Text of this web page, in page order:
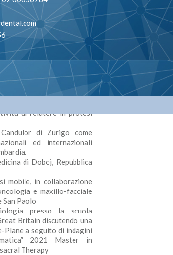
c/o laboratorio
del laboratorio di
la scuola Cesare Correnti
della metodica del
di relatore in protesi
di Zurigo come
ed internazionali
di Doboj, Repubblica
mobile, in collaborazione
e maxillo-facciale
San Paolo
presso la scuola
Britain discutendo una
Plane a seguito di indagini
2021 Master in
Therapy